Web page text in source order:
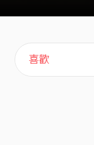
主頁
喜歡
關於